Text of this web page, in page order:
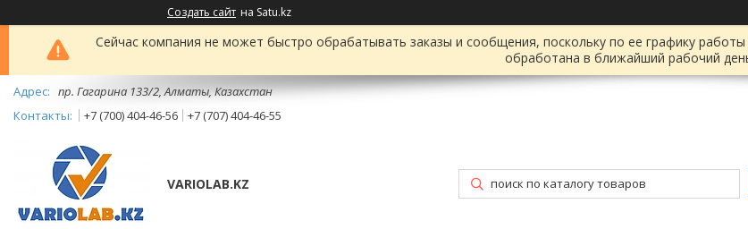
Создать сайт на Satu.kz
Сейчас компания не может быстро обрабатывать заказы и сообщения, поскольку по ее графику
обработана в ближайший рабочий
пр. Гагарина 133/2, Алматы, Казахстан
+7 (700) 404-46-56
+7 (707) 404-46-55
VARIOLAB.KZ